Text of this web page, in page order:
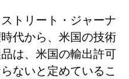
トリート・ジャーナ
代から、米国の技術
は、米国の輸出許可
ないと定めているこ